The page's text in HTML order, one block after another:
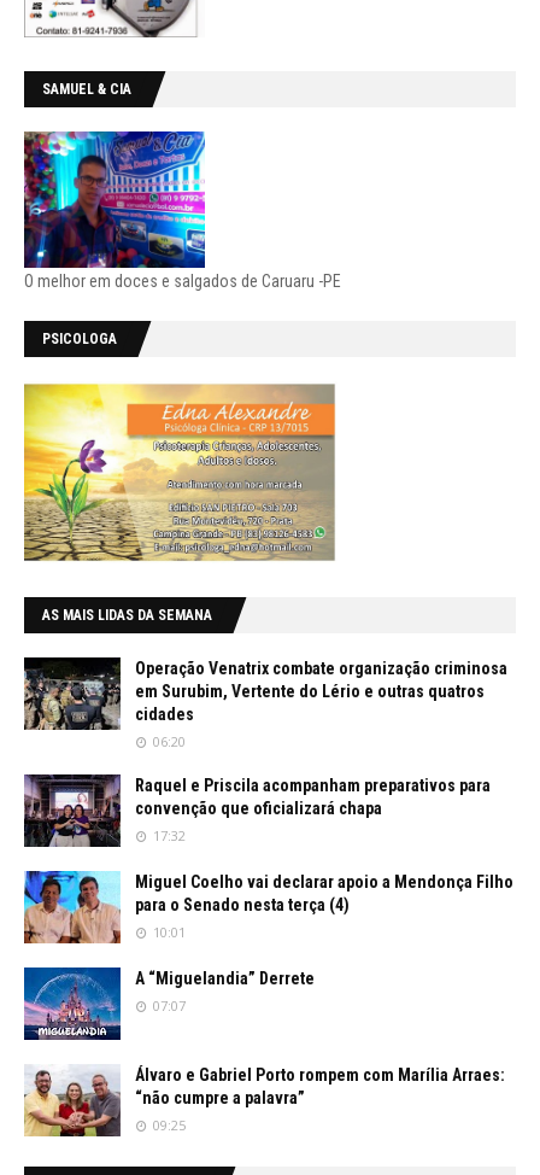
SAMUEL & CIA
O melhor em doces e salgados de Caruaru -PE
PSICOLOGA
AS MAIS LIDAS DA SEMANA
Operação Venatrix combate organização criminosa
em Surubim, Vertente do Lério e outras quatros
cidades
06:20
Raquel e Priscila acompanham preparativos para
convenção que oficializará chapa
17:32
Miguel Coelho vai declarar apoio a Mendonça Filho
para o Senado nesta terça (4)
10:01
A “Miguelandia” Derrete
07:07
Álvaro e Gabriel Porto rompem com Marília Arraes:
“não cumpre a palavra”
09:25